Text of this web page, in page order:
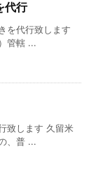
代行
を代行致します
管轄 ...
致します 久留米
、普 ...